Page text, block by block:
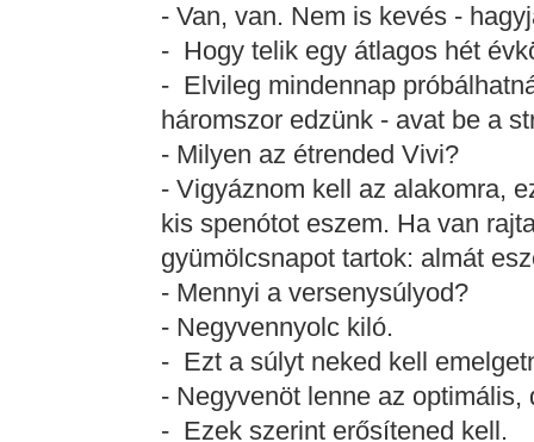
- Van, van. Nem is kevés -
- Hogy telik egy átlagos hét
- Elvileg mindennap
háromszor edzünk - avat be a
- Milyen az étrended Vivi?
- Vigyáznom kell az alakomra,
kis spenótot eszem. Ha van
gyümölcsnapot tartok: almát
- Mennyi a versenysúlyod?
- Negyvennyolc kiló.
- Ezt a súlyt neked kell
- Negyvenöt lenne az optimális,
- Ezek szerint erősítened kell.